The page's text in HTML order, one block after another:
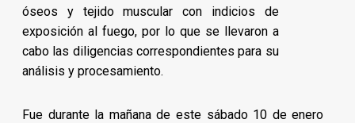
óseos y tejido muscular con indicios de
exposición al fuego, por lo que se llevaron a
cabo las diligencias correspondientes para su
análisis y procesamiento.
Fue durante la mañana de este sábado 10 de enero